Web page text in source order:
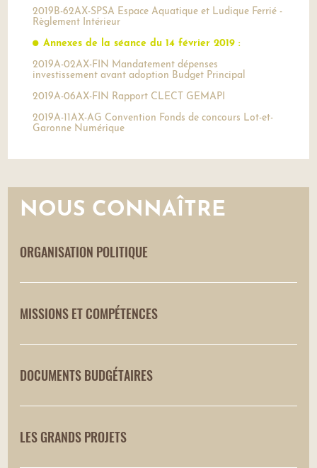
2019B-62AX-SPSA Espace Aquatique et Ludique Ferrié -
Règlement Intérieur
Annexes de la séance du 14 février 2019 :
2019A-02AX-FIN Mandatement dépenses
investissement avant adoption Budget Principal
2019A-06AX-FIN Rapport CLECT GEMAPI
2019A-11AX-AG Convention Fonds de concours Lot-et-
Garonne Numérique
NOUS CONNAÎTRE
ORGANISATION POLITIQUE
MISSIONS ET COMPÉTENCES
DOCUMENTS BUDGÉTAIRES
LES GRANDS PROJETS